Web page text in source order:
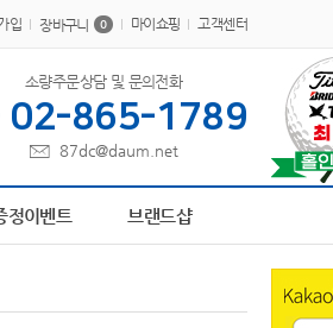
입 장바구니 0 마이쇼핑 고객센터
AP-1004134 AP-100616 AP-1002096
소량주문상담 및 문의전화
02-865-1789
87dc@daum.net
정이벤트 브랜드샵